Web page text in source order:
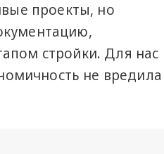
проекты, но
стройки. Для нас
не вредила